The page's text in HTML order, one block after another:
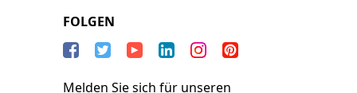
FOLGEN
Melden Sie sich für unseren